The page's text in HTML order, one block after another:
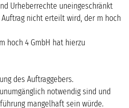
Urheberrechte uneingeschränkt
nicht erteilt wird, der m hoch
hoch 4 GmbH hat hierzu
des Auftraggebers.
notwendig sind und
mangelhaft sein würde.